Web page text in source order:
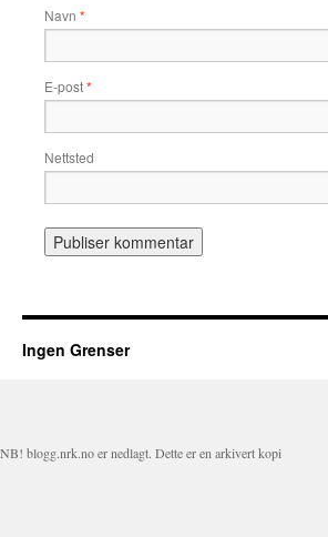
Navn *
E-post*
Nettsted
Ingen Grenser
NB! blogg.nrk.no er nedlagt. Dette er en arkivert kopi